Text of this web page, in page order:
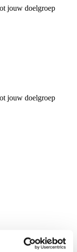
jouw doelgroep
jouw doelgroep
Informatie